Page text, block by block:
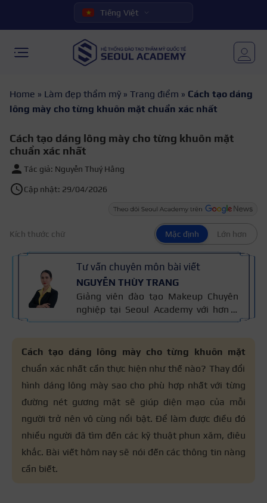
Tiếng Việt
Home » Làm đẹp thẩm mỹ » Trang điểm » Cách tạo dáng
lông mày cho từng khuôn mặt chuẩn xác nhất
Cách tạo dáng lông mày cho từng khuôn mặt
chuẩn xác nhất
Tác giả: Nguyễn Thuý Hằng
Cập nhật: 29/04/2026
Kích thước chữ Mặc định Lớn hơn
Tư vấn chuyên môn bài viết
NGUYỄN THÙY TRANG
Giảng viên đào tạo Makeup Chuyên
nghiệp tại Seoul Academy với hơn 5
năm kinh nghiệm đào tạo, đã giảng
trang điểm. Đào tạo makeup cá nhân,
cô dâu, sự kiện, thời trang – chụp ảnh
và thiết kế layout trang điểm theo
khuôn mặt. Bài viết được biên soạn
dựa trên giáo trình makeup và kinh
nghiệm giảng dạy.
Cách tạo dáng lông mày cho từng khuôn mặt
chuẩn xác nhất cần thực hiện như thế nào? Thay đổi
hình dáng lông mày sao cho phù hợp nhất với từng
đường nét gương mặt sẽ giúp diện mạo của mỗi
người trở nên vô cùng nổi bật. Để làm được điều đó
nhiều người đã tìm đến các kỹ thuật phun xăm, điêu
khắc. Bài viết hôm nay sẽ nói đến các thông tin nàng
cần biết.